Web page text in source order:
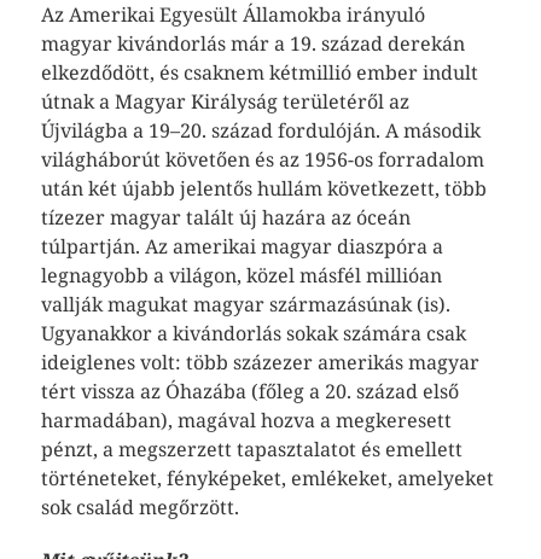
Az Amerikai Egyesült Államokba irányuló
magyar kivándorlás már a 19. század derekán
elkezdődött, és csaknem kétmillió ember indult
útnak a Magyar Királyság területéről az
Újvilágba a 19–20. század fordulóján. A második
világháborút követően és az 1956-os forradalom
után két újabb jelentős hullám következett, több
tízezer magyar talált új hazára az óceán
túlpartján. Az amerikai magyar diaszpóra a
legnagyobb a világon, közel másfél millióan
vallják magukat magyar származásúnak (is).
Ugyanakkor a kivándorlás sokak számára csak
ideiglenes volt: több százezer amerikás magyar
tért vissza az Óhazába (főleg a 20. század első
harmadában), magával hozva a megkeresett
pénzt, a megszerzett tapasztalatot és emellett
történeteket, fényképeket, emlékeket, amelyeket
sok család megőrzött.